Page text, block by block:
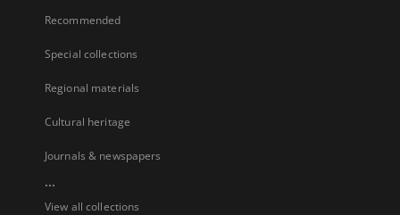
Recommended
Special collections
Regional materials
Cultural heritage
Journals & newspapers
...
View all collections